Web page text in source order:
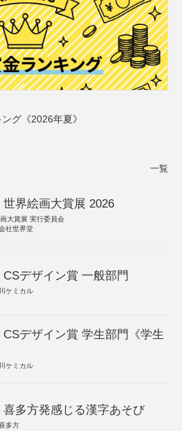
グ《2026年夏》
一覧
世界絵画大賞展 2026
大賞展 実行委員会
社世界堂
CSデザイン賞 一般部門
ケミカル
CSデザイン賞 学生部門《学生
ケミカル
喜多方発感じる漢字あそび
多方